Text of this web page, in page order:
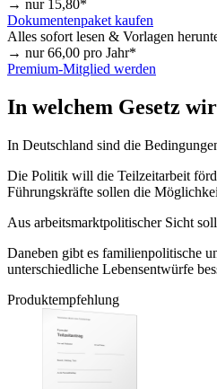
→ nur 15,80*
Dokumentenpaket kaufen
Alles sofort lesen & Vorlagen
→ nur66,00 pro Jahr*
Premium-Mitglied werden
In welchem Gesetz
In Deutschland sind die
Die Politik will die Teilzeitarbeit
Führungskräfte sollen die
Aus arbeitsmarktpolitischer Sicht
Daneben gibt es familienpolitische
unterschiedliche Lebensentwürfe
Produktempfehlung